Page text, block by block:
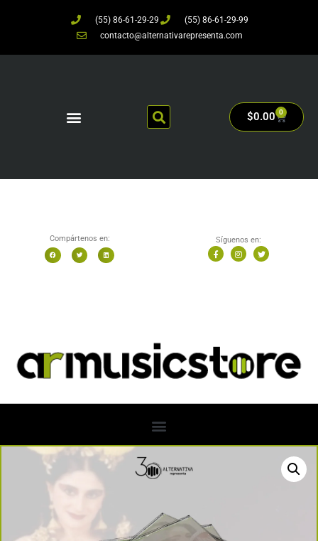
(55) 86-61-29-29
(55) 86-61-29-99
contacto@alternativarepresenta.com
$0.00 0
Compártenos en: Síguenos en: